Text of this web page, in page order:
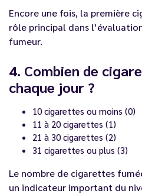
Encore une fois, la première
rôle principal dans
fumeur.
4. Combien de
chaque jour ?
10 cigarettes ou moins (0)
11 à 20 cigarettes (1)
21 à 30 cigarettes (2)
31 cigarettes ou plus (3)
Le nombre de cigarettes
un indicateur important du